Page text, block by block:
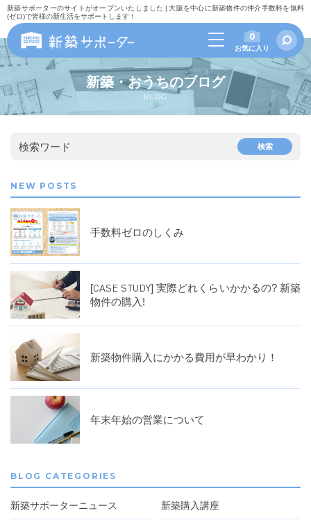
新築サポーターのサイトがオープンいたしました | 大阪を中心に新築物件の仲介手数料を無料
(ゼロ)で皆様の新生活をサポートします！
0
お気に入り
新築・おうちのブログ
BLOG
検索ワード 検索
NEW POSTS
手数料ゼロのしくみ
[CASE STUDY] 実際どれくらいかかるの? 新築
物件の購入!
新築物件購入にかかる費用が早わかり！
年末年始の営業について
BLOG CATEGORIES
新築サポーターニュース 新築購入講座